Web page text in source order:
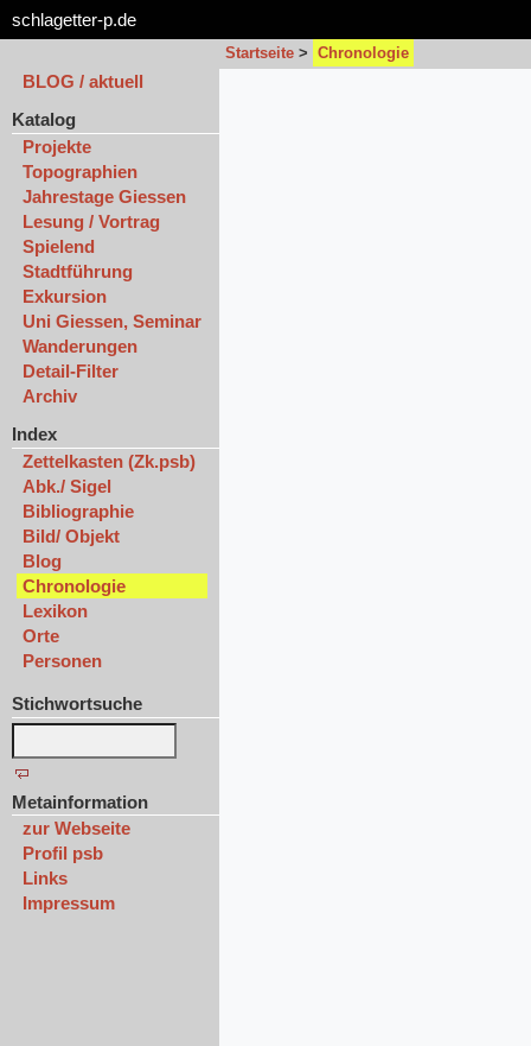
schlagetter-p.de
Startseite > Chronologie
BLOG / aktuell
Katalog
Projekte
Topographien
Jahrestage Giessen
Lesung / Vortrag
Spielend
Stadtführung
Exkursion
Uni Giessen, Seminar
Wanderungen
Detail-Filter
Archiv
Index
Zettelkasten (Zk.psb)
Abk./ Sigel
Bibliographie
Bild/ Objekt
Blog
Chronologie
Lexikon
Orte
Personen
Stichwortsuche
Metainformation
zur Webseite
Profil psb
Links
Impressum